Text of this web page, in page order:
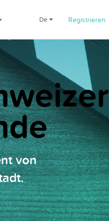
de Registrieren
von